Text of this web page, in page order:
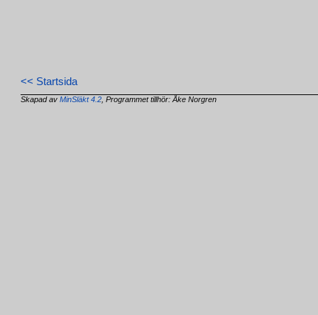
<< Startsida
Skapad avMinSläkt 4.2 , Programmet tillhör: Åke Norgren